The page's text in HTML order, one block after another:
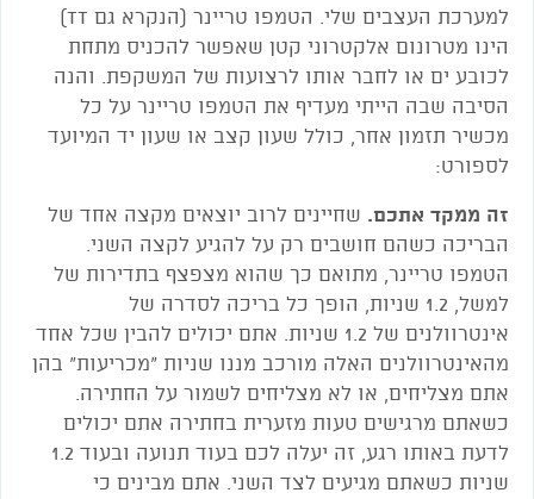
למערכת העצבים שלי. הטמפו טריינר (הנקרא גם TT)
הינו מטרונום אלקטרוני קטן שאפשר להכניס מתחת
לכובע ים או לחבר אותו לרצועות של המשקפת. והנה
הסיבה שבה הייתי מעדיף את הטמפו טריינר על כל
מכשיר תזמון אחר, כולל שעון קצב או שעון יד המיועד
לספורט:
זה ממקד אתכם. שחיינים לרוב יוצאים מקצה אחד של
הבריכה כשהם חושבים רק על להגיע לקצה השני.
הטמפו טריינר, מתואם כך שהוא מצפצף בתדירות של
למשל, 1.2 שניות, הופך כל בריכה לסדרה של
אינטרוולנים של 1.2 שניות. אתם יכולים להבין שכל אחד
מהאינטרוולנים האלה מורכב מננו שניות "מכריעות" בהן
אתם מצליחים, או לא מצליחים לשמור על החתירה.
כשאתם מרגישים טעות מזערית בחתירה אתם יכולים
לדעת באותו רגע, זה יעלה לכם בעוד תנועה ובעוד 1.2
שניות כשאתם מגיעים לצד השני. אתם מבינים כי